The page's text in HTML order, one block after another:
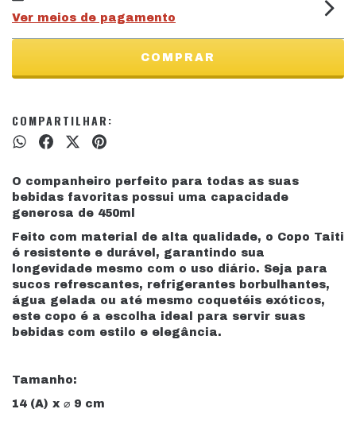
Ver meios de pagamento
COMPARTILHAR:
O companheiro perfeito para todas as suas
bebidas favoritas possui uma capacidade
generosa de 450ml
Feito com material de alta qualidade, o Copo Taiti
é resistente e durável, garantindo sua
longevidade mesmo com o uso diário. Seja para
sucos refrescantes, refrigerantes borbulhantes,
água gelada ou até mesmo coquetéis exóticos,
este copo é a escolha ideal para servir suas
bebidas com estilo e elegância.
Tamanho:
14 (A) x ⌀ 9 cm